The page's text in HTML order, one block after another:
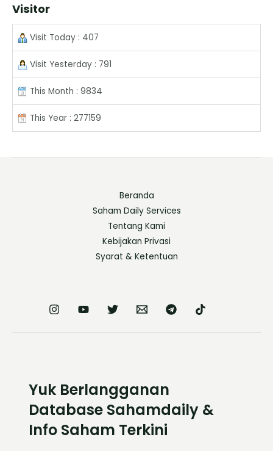
Visitor
Visit Today : 407
Visit Yesterday : 791
This Month : 9834
This Year : 277159
Beranda
Saham Daily Services
Tentang Kami
Kebijakan Privasi
Syarat & Ketentuan
Yuk Berlangganan
Database Sahamdaily &
Info Saham Terkini